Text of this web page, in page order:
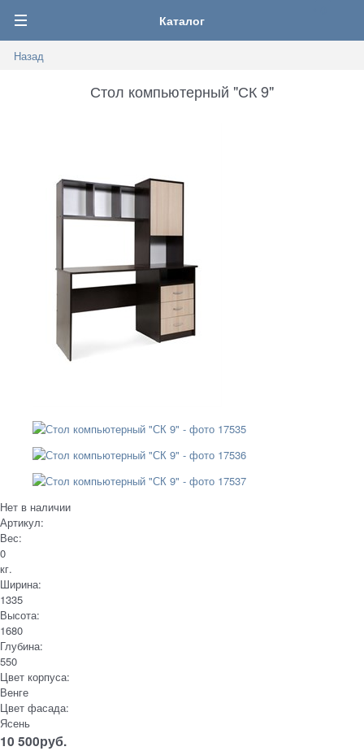
Каталог
Назад
Стол компьютерный "СК 9"
Нет в наличии
Артикул:
Вес:
0
кг.
Ширина:
1335
Высота:
1680
Глубина:
550
Цвет корпуса:
Венге
Цвет фасада:
Ясень
10 500руб.